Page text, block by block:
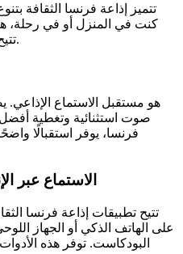
تتميز إذاعة فرنسا الثقافة
كنت في المنزل أو في رحلة،
تتيح لك عدم تفويت برامجك المفضلة.
صوت استثنائية وتغطية
فرنسا، يوفر استقبالًا
الاستماع عبر
تتيح تطبيقات إذاعة فرنسا
على الهاتف الذكي أو الجهاز
البودكاست. توفر هذه